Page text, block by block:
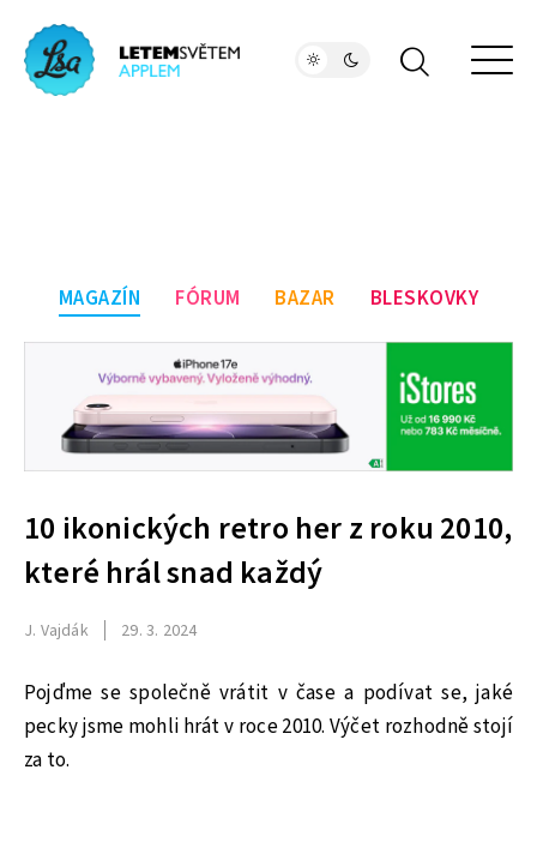
MAGAZÍN FÓRUM BAZAR BLESKOVKY
10 ikonických retro her z roku 2010,
které hrál snad každý
J. Vajdák 29. 3. 2024
Pojďme se společně vrátit v čase a podívat se, jaké
pecky jsme mohli hrát v roce 2010. Výčet rozhodně stojí
za to.